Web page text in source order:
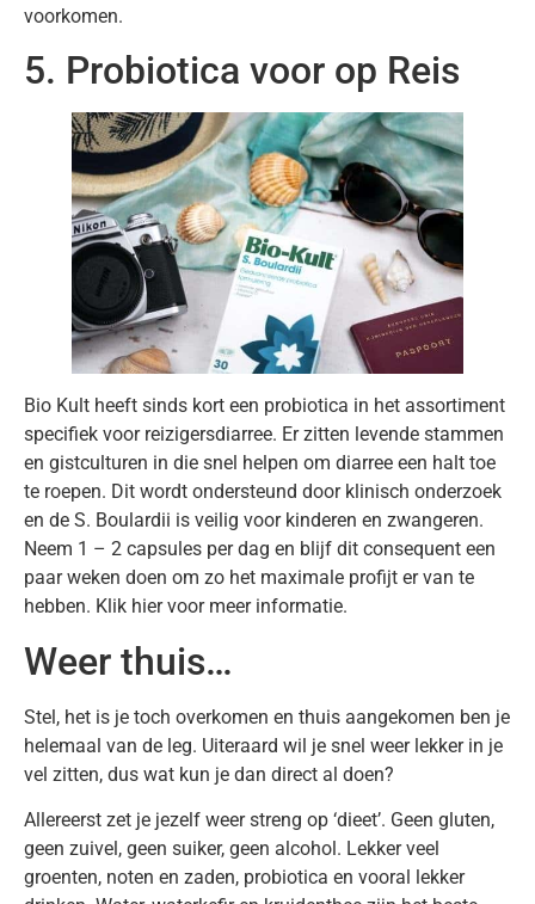
voorkomen.
5. Probiotica voor op Reis
Bio Kult heeft sinds kort een probiotica in het assortiment
specifiek voor reizigersdiarree. Er zitten levende stammen
en gistculturen in die snel helpen om diarree een halt toe
te roepen. Dit wordt ondersteund door klinisch onderzoek
en de S. Boulardii is veilig voor kinderen en zwangeren.
Neem 1 – 2 capsules per dag en blijf dit consequent een
paar weken doen om zo het maximale profijt er van te
hebben. Klik hier voor meer informatie.
Weer thuis…
Stel, het is je toch overkomen en thuis aangekomen ben je
helemaal van de leg. Uiteraard wil je snel weer lekker in je
vel zitten, dus wat kun je dan direct al doen?
Allereerst zet je jezelf weer streng op ‘dieet’. Geen gluten,
geen zuivel, geen suiker, geen alcohol. Lekker veel
groenten, noten en zaden, probiotica en vooral lekker